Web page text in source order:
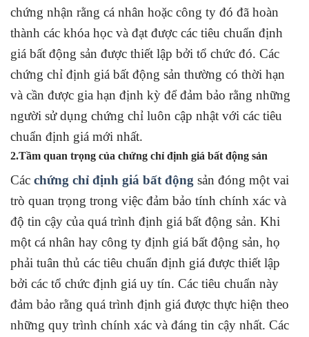
chứng nhận rằng cá nhân hoặc công ty đó đã hoàn
thành các khóa học và đạt được các tiêu chuẩn định
giá bất động sản được thiết lập bởi tổ chức đó. Các
chứng chỉ định giá bất động sản thường có thời hạn
và cần được gia hạn định kỳ để đảm bảo rằng những
người sử dụng chứng chỉ luôn cập nhật với các tiêu
chuẩn định giá mới nhất.
2.Tầm quan trọng của chứng chỉ định giá bất động sản
Các chứng chỉ định giá bất động sản đóng một vai
trò quan trọng trong việc đảm bảo tính chính xác và
độ tin cậy của quá trình định giá bất động sản. Khi
một cá nhân hay công ty định giá bất động sản, họ
phải tuân thủ các tiêu chuẩn định giá được thiết lập
bởi các tổ chức định giá uy tín. Các tiêu chuẩn này
đảm bảo rằng quá trình định giá được thực hiện theo
những quy trình chính xác và đáng tin cậy nhất. Các